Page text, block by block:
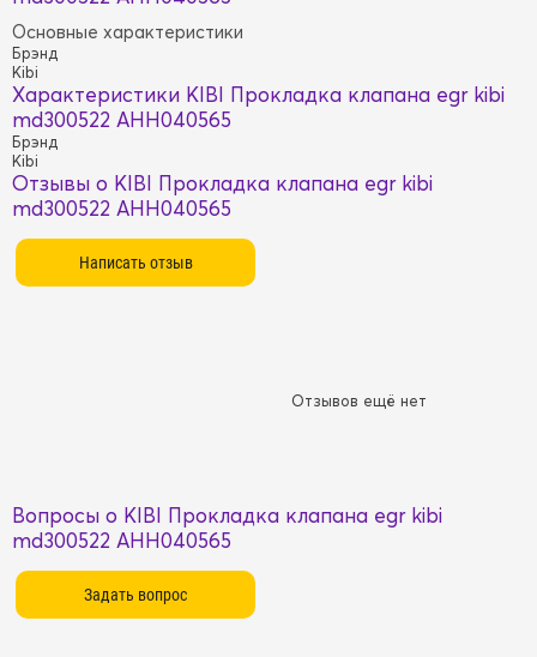
Основные характеристики
Брэнд
Kibi
Характеристики KIBI Прокладка клапана egr kibi
md300522 AHH040565
Брэнд
Kibi
Отзывы о KIBI Прокладка клапана egr kibi
md300522 AHH040565
Отзывов ещё нет
Вопросы о KIBI Прокладка клапана egr kibi
md300522 AHH040565